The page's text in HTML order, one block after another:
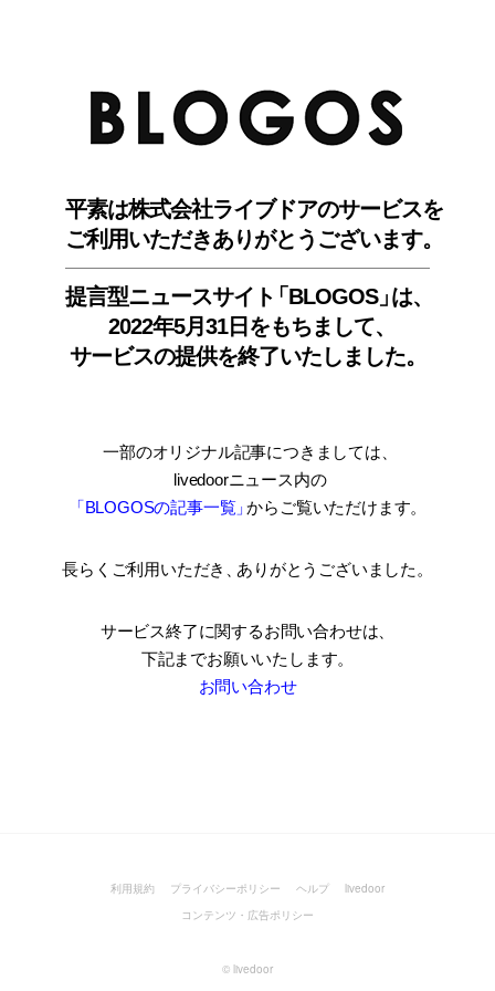
平素は株式会社ライブドアのサービスを
ご利用いただきありがとうございます。
提言型ニュースサイ ト「BLOGOS」は、
2022年5月31日をもちまして、
サービスの提供を終了いたしました。
一部のオリジナル記事につきましては
livedoorニュース内の
「BLOGOSの記事一覧」からご覧いただけます。
長らくご利用いただき ありがとうございました。
サービス終了に関するお問い合わせは、
下記までお願いいたします。
お問い合わせ
利用規約 プライバシーポリシー ヘルプ
livedoor
コンテンツ・広告ポリシー
© livedoor